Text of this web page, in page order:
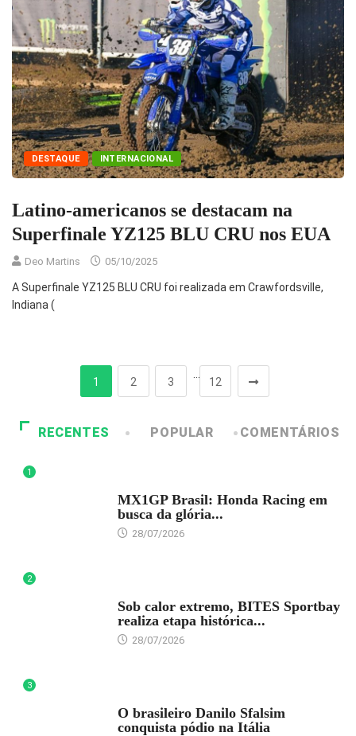
DESTAQUE INTERNACIONAL
Latino-americanos se destacam na
Superfinale YZ125 BLU CRU nos EUA
Deo Martins 05/10/2025
A Superfinale YZ125 BLU CRU foi realizada em Crawfordsville,
Indiana (
1 2 3 12
RECENTES POPULAR COMENTÁRIOS
1
MX1GP Brasil: Honda Racing em
busca da glória...
28/07/2026
2
Sob calor extremo, BITES Sportbay
realiza etapa histórica...
28/07/2026
3
O brasileiro Danilo Sfalsim
conquista pódio na Itália